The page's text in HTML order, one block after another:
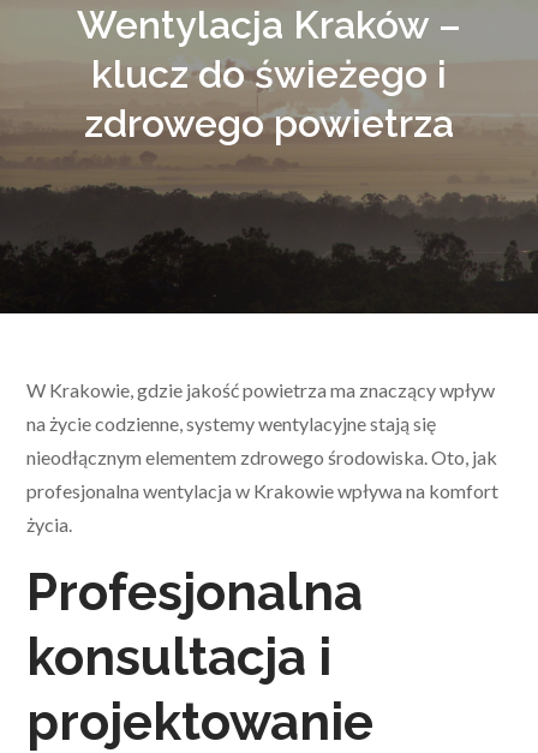
Wentylacja Kraków –
klucz do świeżego i
zdrowego powietrza
W Krakowie, gdzie jakość powietrza ma znaczący wpływ
na życie codzienne, systemy wentylacyjne stają się
nieodłącznym elementem zdrowego środowiska. Oto, jak
profesjonalna wentylacja w Krakowie wpływa na komfort
życia.
Profesjonalna
konsultacja i
projektowanie